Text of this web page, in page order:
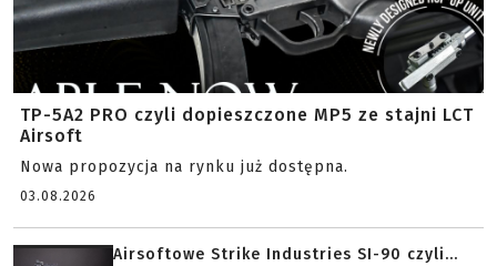
TP-5A2 PRO czyli dopieszczone MP5 ze stajni LCT
Airsoft
Nowa propozycja na rynku już dostępna.
03.08.2026
Airsoftowe Strike Industries SI-90 czyli...